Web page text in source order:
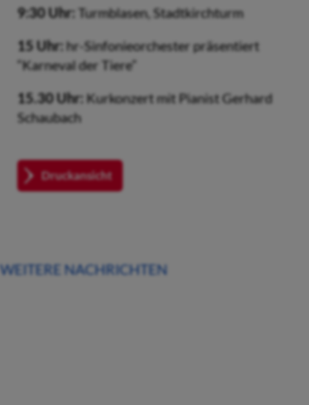
9:30 Uhr: Turmblasen, Stadtkirchturm
15 Uhr: hr-Sinfonieorchester präsentiert
“Karneval der Tiere”
15.30 Uhr: Kurkonzert mit Pianist Gerhard
Schaubach
Druckansicht
WEITERE NACHRICHTEN